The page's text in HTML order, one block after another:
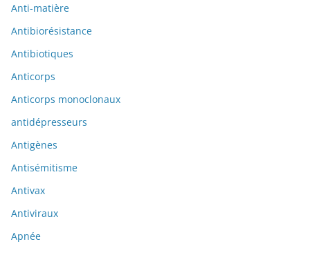
Anti-matière
Antibiorésistance
Antibiotiques
Anticorps
Anticorps monoclonaux
antidépresseurs
Antigènes
Antisémitisme
Antivax
Antiviraux
Apnée